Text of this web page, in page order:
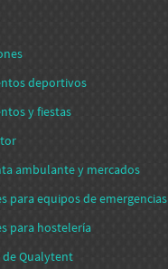
deportivos
y fiestas
ambulante y mercados
para equipos de emergencias
para hostelería
de Qualytent